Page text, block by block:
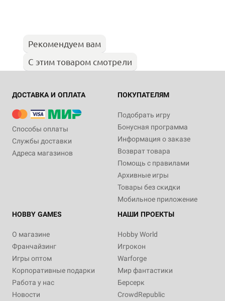
Рекомендуем вам
С этим товаром смотрели
ДОСТАВКА И ОПЛАТА
Способы оплаты
Службы доставки
Адреса магазинов
ПОКУПАТЕЛЯМ
Подобрать игру
Бонусная программа
Информация о заказе
Возврат товара
Помощь с правилами
Архивные игры
Товары без скидки
Мобильное приложение
HOBBY GAMES
О магазине
Франчайзинг
Игры оптом
Корпоративные подарки
Работа у нас
Новости
НАШИ ПРОЕКТЫ
Hobby World
Игрокон
Warforge
Мир фантастики
Берсерк
CrowdRepublic